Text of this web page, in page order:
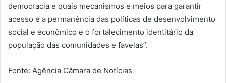
democracia e quais mecanismos e meios para garantir
acesso e a permanência das políticas de desenvolvimento
social e econômico e o fortalecimento identitário da
população das comunidades e favelas”.
Fonte: Agência Câmara de Notícias